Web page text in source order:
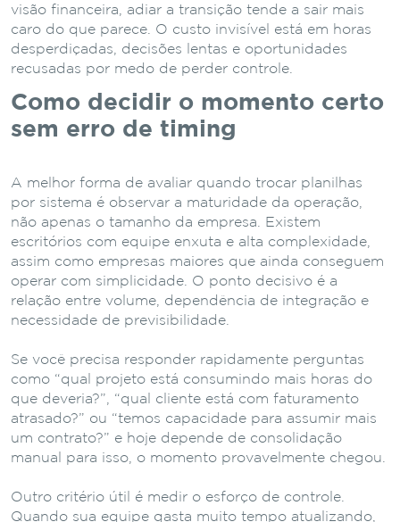
visão financeira, adiar a transição tende a sair mais
caro do que parece. O custo invisível está em horas
desperdiçadas, decisões lentas e oportunidades
recusadas por medo de perder controle.
Como decidir o momento certo
sem erro de timing
A melhor forma de avaliar quando trocar planilhas
por sistema é observar a maturidade da operação,
não apenas o tamanho da empresa. Existem
escritórios com equipe enxuta e alta complexidade,
assim como empresas maiores que ainda conseguem
operar com simplicidade. O ponto decisivo é a
relação entre volume, dependência de integração e
necessidade de previsibilidade.
Se você precisa responder rapidamente perguntas
como “qual projeto está consumindo mais horas do
que deveria?”, “qual cliente está com faturamento
atrasado?” ou “temos capacidade para assumir mais
um contrato?” e hoje depende de consolidação
manual para isso, o momento provavelmente chegou.
Outro critério útil é medir o esforço de controle.
Quando sua equipe gasta muito tempo atualizando,